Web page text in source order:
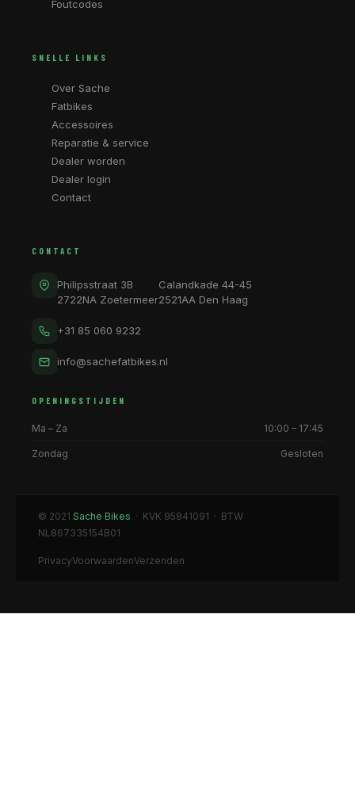
Foutcodes
SNELLE LINKS
Over Sache
Fatbikes
Accessoires
Reparatie & service
Dealer worden
Dealer login
Contact
CONTACT
Philipsstraat 3B
2722NA Zoetermeer
Calandkade 44-45
2521AA Den Haag
+31 85 060 9232
info@sachefatbikes.nl
OPENINGSTIJDEN
Ma – Za 10:00 – 17:45
Zondag Gesloten
© 2021 Sache Bikes · KVK 95841091 · BTW
NL867335154B01
PrivacyVoorwaardenVerzenden